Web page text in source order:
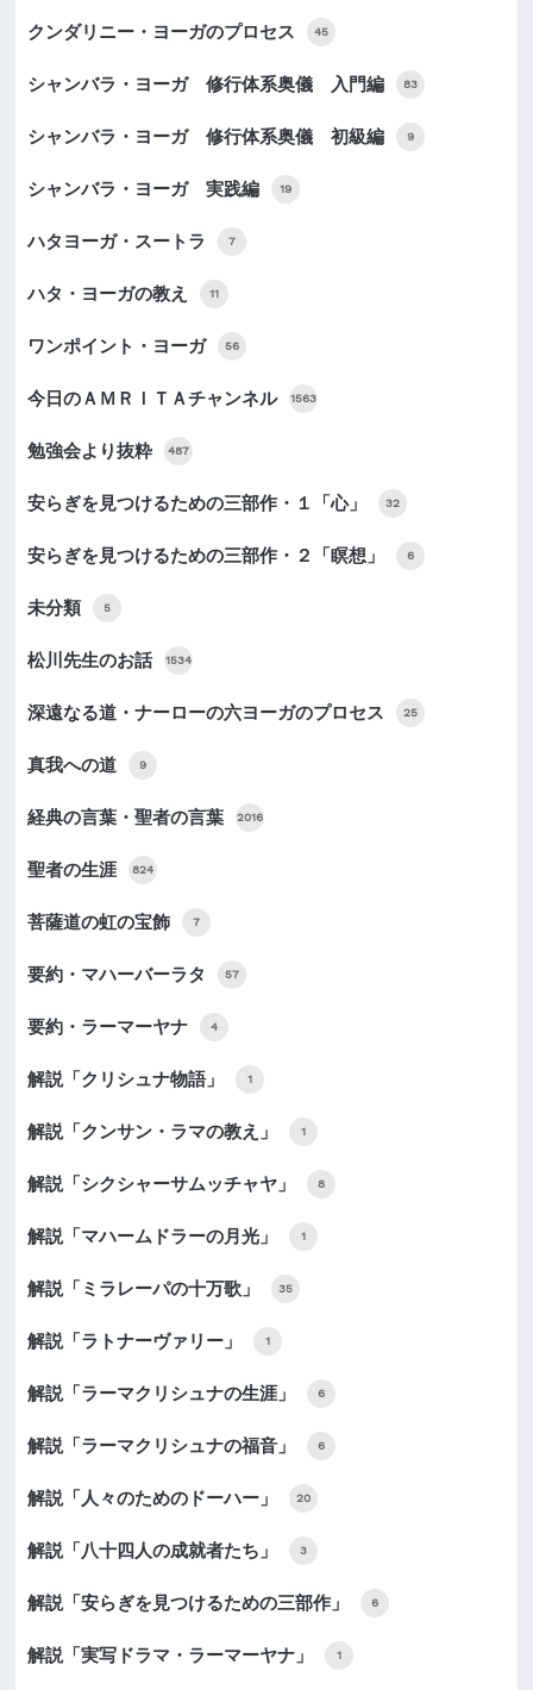
クンダリニー・ヨーガのプロセス 45
シャンバラ・ヨーガ 修行体系奥儀 入門編 83
シャンバラ・ヨーガ 修行体系奥儀 初級編 9
シャンバラ・ヨーガ 実践編 19
ハタヨーガ・スートラ 7
ハタ・ヨーガの教え 11
ワンポイント・ヨーガ 56
今日のＡＭＲＩＴＡチャンネル 1563
勉強会より抜粋 487
安らぎを見つけるための三部作・１「心」 32
安らぎを見つけるための三部作・２「瞑想」 6
未分類 5
松川先生のお話 1534
深遠なる道・ナーローの六ヨーガのプロセス 25
真我への道 9
経典の言葉・聖者の言葉 2016
聖者の生涯 824
菩薩道の虹の宝飾 7
要約・マハーバーラタ 57
要約・ラーマーヤナ 4
解説「クリシュナ物語」 1
解説「クンサン・ラマの教え」 1
解説「シクシャーサムッチャヤ」 8
解説「マハームドラーの月光」 1
解説「ミラレーパの十万歌」 35
解説「ラトナーヴァリー」 1
解説「ラーマクリシュナの生涯」 6
解説「ラーマクリシュナの福音」 6
解説「人々のためのドーハー」 20
解説「八十四人の成就者たち」 3
解説「安らぎを見つけるための三部作」 6
解説「実写ドラマ・ラーマーヤナ」 1